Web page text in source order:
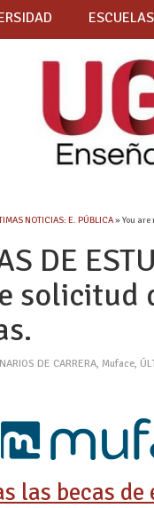
NOTICIAS: E. PÚBLICA» You
DE
solicitud
DE CARRERA,Muface,
las becas